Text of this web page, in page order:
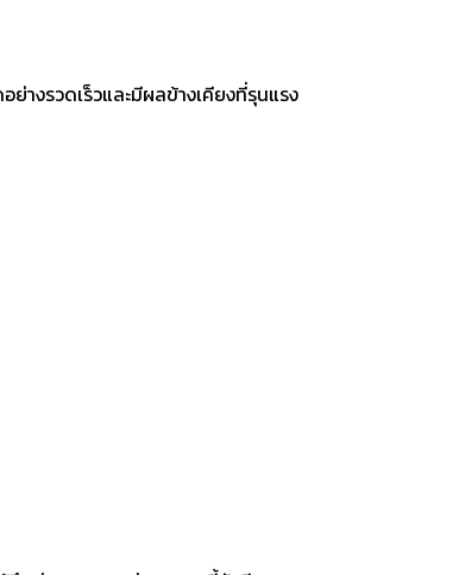
างรวดเร็วและมีผลข้างเคียงที่รุนแรง